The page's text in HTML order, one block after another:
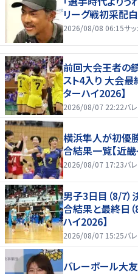
リーグ戦初采配
2026/08/08 06:15サ
前回大会王者の
スト4入り 大会
ターハイ2026】
2026/08/07 22:22バ
横浜隼人が初優
合結果一覧【近畿
2026/08/07 17:23バ
男子3日目（8/7）
合結果と最終日（
ハイ2026】
2026/08/07 15:25バ
バレーボール大